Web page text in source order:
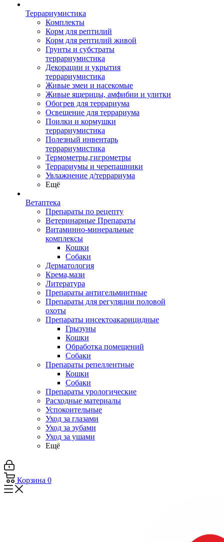
Террариумистика
Комплекты
Корм для рептилий
Корм для рептилий живой
Грунты и субстраты
террариумистика
Декорации и укрытия
террариумистика
Живые змеи и насекомые
Живые ящерицы, амфибии и улитки
Обогрев для террариума
Освещение для террариума
Поилки и кормушки
террариумистика
Полезный инвентарь
террариумистика
Термометры,гигрометры
Террариумы и черепашники
Увлажнение д/террариума
Ещё
Ветаптека
Препараты по рецепту
Ветеринарные Препараты
Витаминно-минеральные
комплексы
Кошки
Собаки
Дерматология
Крема,мази
Литература
Препараты антигельминтные
Препараты для регуляции половой
охоты
Препараты инсектоакарицидные
Грызуны
Кошки
Обработка помещений
Собаки
Препараты репеллентные
Кошки
Собаки
Препараты урологические
Расходные материалы
Успокоительные
Уход за глазами
Уход за зубами
Уход за ушами
Ещё
Корзина 0